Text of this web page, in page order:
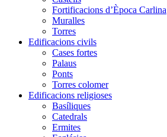
Fortificacions d’Època Carlina
Muralles
Torres
Edificacions civils
Cases fortes
Palaus
Ponts
Torres colomer
Edificacions religioses
Basíliques
Catedrals
Ermites